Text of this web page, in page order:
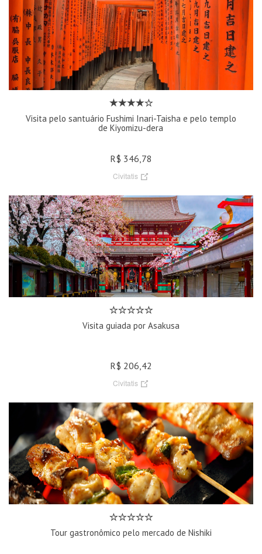
Visita pelo santuário Fushimi Inari-Taisha e pelo templo
de Kiyomizu-dera
R$ 346,78
Civitatis
Visita guiada por Asakusa
R$ 206,42
Civitatis
Tour gastronômico pelo mercado de Nishiki